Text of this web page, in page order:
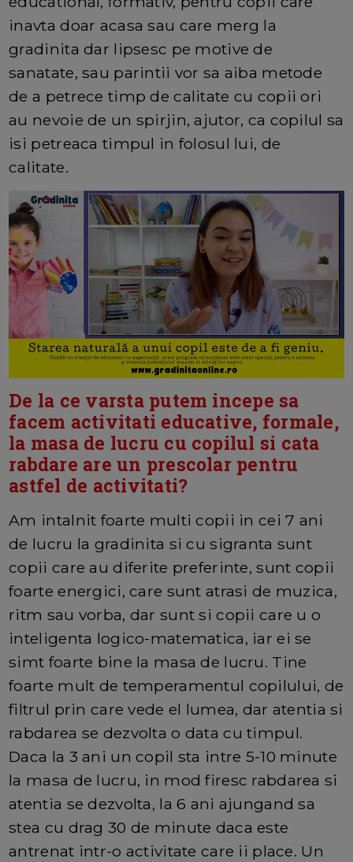
inavta doar acasa sau care merg la
gradinita dar lipsesc pe motive de
sanatate, sau parintii vor sa aiba metode
de a petrece timp de calitate cu copii ori
au nevoie de un spirjin, ajutor, ca copilul sa
isi petreaca timpul in folosul lui, de
calitate.
De la ce varsta putem incepe sa
facem activitati educative, formale,
la masa de lucru cu copilul si cata
rabdare are un prescolar pentru
astfel de activitati?
Am intalnit foarte multi copii in cei 7 ani
de lucru la gradinita si cu sigranta sunt
copii care au diferite preferinte, sunt copii
foarte energici, care sunt atrasi de muzica,
ritm sau vorba, dar sunt si copii care u o
inteligenta logico-matematica, iar ei se
simt foarte bine la masa de lucru. Tine
foarte mult de temperamentul copilului, de
filtrul prin care vede el lumea, dar atentia si
rabdarea se dezvolta o data cu timpul.
Daca la 3 ani un copil sta intre 5-10 minute
la masa de lucru, in mod firesc rabdarea si
atentia se dezvolta, la 6 ani ajungand sa
stea cu drag 30 de minute daca este
antrenat intr-o activitate care ii place. Un